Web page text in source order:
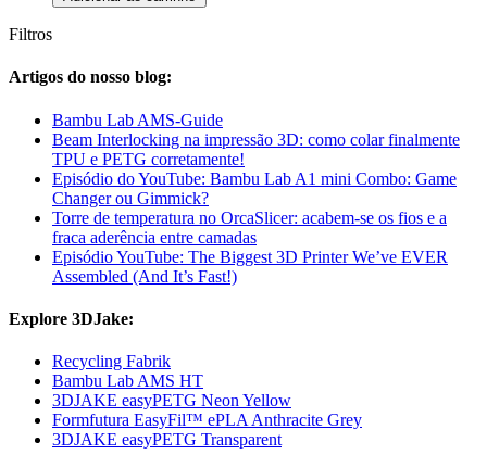
Filtros
Artigos do nosso blog:
Bambu Lab AMS-Guide
Beam Interlocking na impressão 3D: como colar finalmente
TPU e PETG corretamente!
Episódio do YouTube: Bambu Lab A1 mini Combo: Game
Changer ou Gimmick?
Torre de temperatura no OrcaSlicer: acabem-se os fios e a
fraca aderência entre camadas
Episódio YouTube: The Biggest 3D Printer We’ve EVER
Assembled (And It’s Fast!)
Explore 3DJake:
Recycling Fabrik
Bambu Lab AMS HT
3DJAKE easyPETG Neon Yellow
Formfutura EasyFil™ ePLA Anthracite Grey
3DJAKE easyPETG Transparent